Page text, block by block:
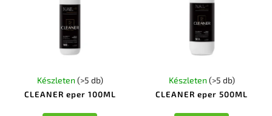
ABC szerint
CLEANER eper 100ML
Készleten (>5 db)
CLEANER eper 500ML
Készleten (>5 db)